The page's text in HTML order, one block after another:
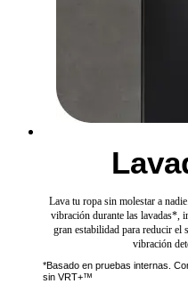
Lava tu ropa sin molestar a
vibración durante las lavadas*,
gran estabilidad para reducir el
vibración
*Basado en pruebas internas.
sin VRT+™